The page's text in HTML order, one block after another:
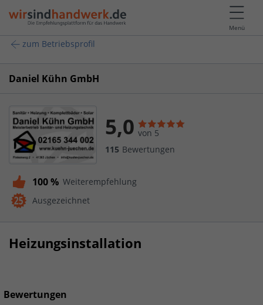
Menü
zum Betriebsprofil
Daniel Kühn GmbH
5,0 von 5
115 Bewertungen
100 % Weiterempfehlung
Ausgezeichnet
Heizungsinstallation
Bewertungen